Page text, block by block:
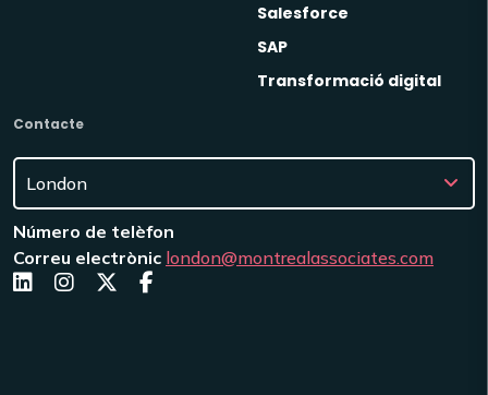
Salesforce
SAP
Transformació digital
Contacte
Número de telèfon
Correu electrònic london@montrealassociates.com